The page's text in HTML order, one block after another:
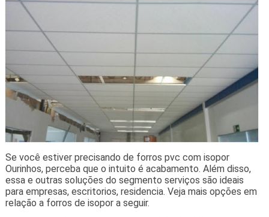
Se você estiver precisando de forros pvc com isopor
Ourinhos, perceba que o intuito é acabamento. Além disso,
essa e outras soluções do segmento serviços são ideais
para empresas, escritorios, residencia. Veja mais opções em
relação a forros de isopor a seguir.